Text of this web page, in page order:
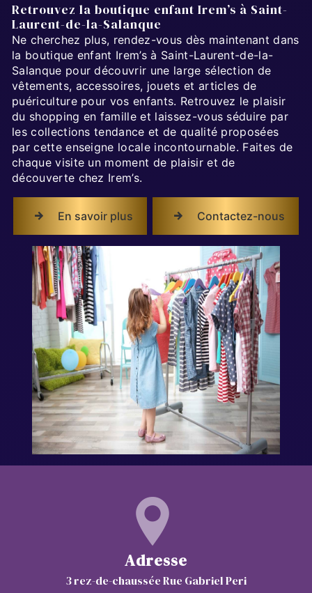
Retrouvez la boutique enfant Irem’s à Saint-
Laurent-de-la-Salanque
Ne cherchez plus, rendez-vous dès maintenant dans
la boutique enfant Irem’s à Saint-Laurent-de-la-
Salanque pour découvrir une large sélection de
vêtements, accessoires, jouets et articles de
puériculture pour vos enfants. Retrouvez le plaisir
du shopping en famille et laissez-vous séduire par
les collections tendance et de qualité proposées
par cette enseigne locale incontournable. Faites de
chaque visite un moment de plaisir et de
découverte chez Irem’s.
En savoir plus Contactez-nous
Adresse
3 rez-de-chaussée Rue Gabriel Peri